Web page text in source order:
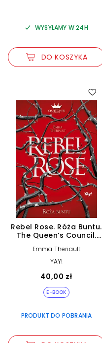
WYSYŁAMY W 24H
DO KOSZYKA
Rebel Rose. Róża Buntu.
The Queen’s Council.
Emma Theriault
YAY!
40,00 zł
E-BOOK
PRODUKT DO POBRANIA